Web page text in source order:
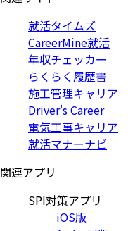
就活タイムズ
CareerMine就活
年収チェッカー
らくらく履歴書
施工管理キャリア
Driver's Career
電気工事キャリア
就活マナーナビ
関連アプリ
SPI対策アプリ
iOS版